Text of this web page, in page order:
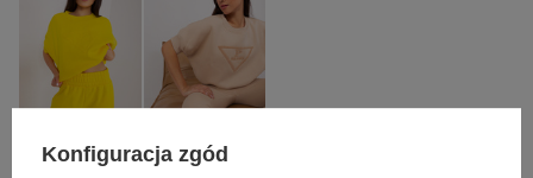
Konfiguracja zgód